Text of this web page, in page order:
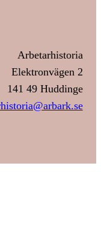
Arbetarhistoria
Elektronvägen 2
141 49 Huddinge